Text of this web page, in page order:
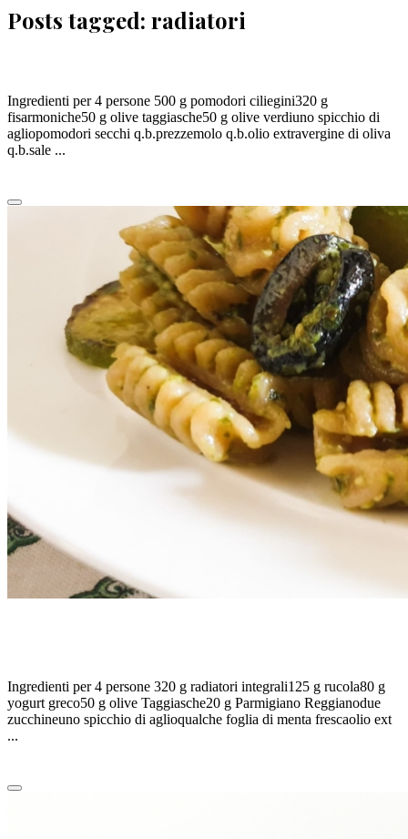
Posts tagged: radiatori
Ingredienti per 4 persone 500 g pomodori ciliegini320 g
fisarmoniche50 g olive taggiasche50 g olive verdiuno spicchio di
agliopomodori secchi q.b.prezzemolo q.b.olio extravergine di oliva
q.b.sale ...
Ingredienti per 4 persone 320 g radiatori integrali125 g rucola80 g
yogurt greco50 g olive Taggiasche20 g Parmigiano Reggianodue
zucchineuno spicchio di aglioqualche foglia di menta frescaolio ext
...